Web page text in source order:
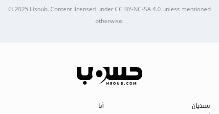
© 2025Hsoub.Content licensed underCC BY-NC-SA 4.0unless mentioned
otherwise.